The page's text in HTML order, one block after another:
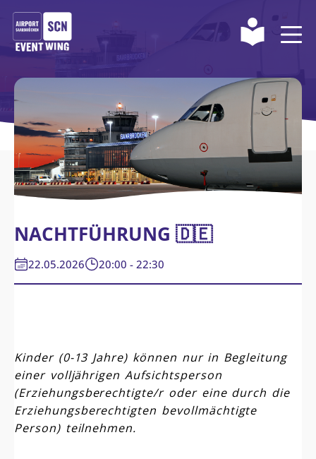
NACHTFÜHRUNG 🇩🇪
22.05.2026 20:00 - 22:30
Kinder (0-13 Jahre) können nur in Begleitung
einer volljährigen Aufsichtsperson
(Erziehungsberechtigte/r oder eine durch die
Erziehungsberechtigten bevollmächtigte
Person) teilnehmen.